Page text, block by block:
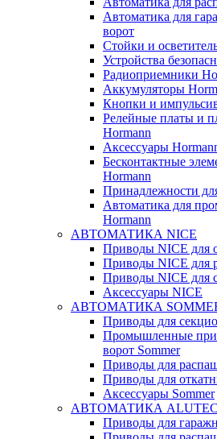
Автоматика для
ворот
Стойки и
Устройства
Радиоприемники
Аккумуляторы
Кнопки и
Релейные платы и
Hormann
Аксессуары
Бесконтактные
Hormann
Принадлежности
Автоматика для
Hormann
АВТОМАТИКА NICE
Приводы NICE для
Приводы NICE для
Приводы NICE для
Аксессуары NICE
АВТОМАТИКА
Приводы для
Промышленные
ворот Sommer
Приводы для
Приводы для
Аксессуары Sommer
АВТОМАТИКА
Приводы для